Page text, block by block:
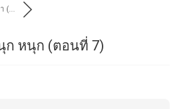
(...
ก หนุก (ตอนที่ 7)